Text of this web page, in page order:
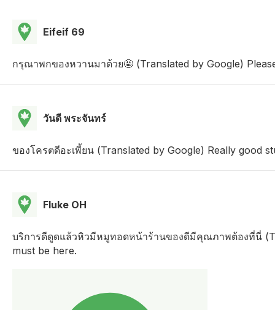
Eifeif 69
กรุณาพกของหวานมาด้วย🤩 (Translated by Google)
วันดี พระจันทร์
ของโครตดีอะเพี้ยน (Translated by Google) Really good
Fluke OH
บริการดีดูดแล้วหิวมีหมูทอดหน้าร้านของดีมีคุณภาพต้องที่นี่
must be here.